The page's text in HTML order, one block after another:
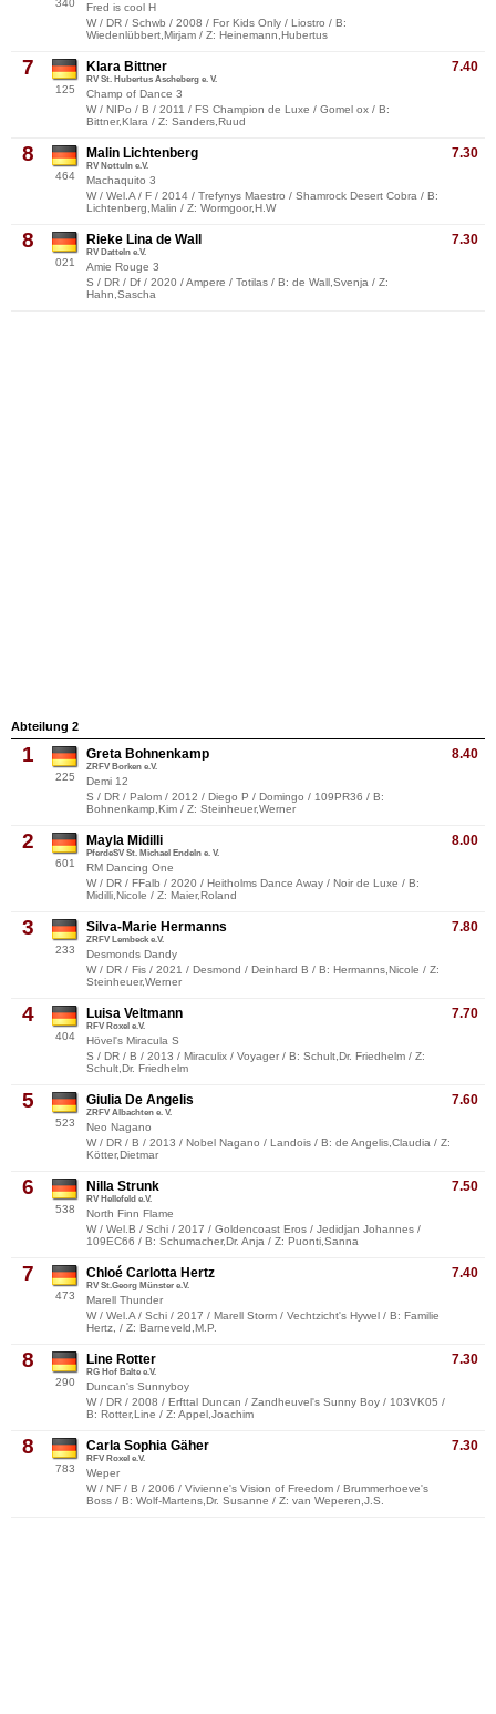
340
Fred is cool H
W / DR / Schwb / 2008 / For Kids Only / Liostro / B:
Wiedenlübbert,Mirjam / Z: Heinemann,Hubertus
7
125
7.40
Klara Bittner
RV St. Hubertus Ascheberg e. V.
Champ of Dance 3
W / NIPo / B / 2011 / FS Champion de Luxe / Gomel ox / B:
Bittner,Klara / Z: Sanders,Ruud
8
464
7.30
Malin Lichtenberg
RV Nottuln e.V.
Machaquito 3
W / Wel.A / F / 2014 / Trefynys Maestro / Shamrock Desert Cobra / B:
Lichtenberg,Malin / Z: Wormgoor,H.W
8
021
7.30
Rieke Lina de Wall
RV Datteln e.V.
Amie Rouge 3
S / DR / Df / 2020 / Ampere / Totilas / B: de Wall,Svenja / Z:
Hahn,Sascha
Abteilung 2
1
225
8.40
Greta Bohnenkamp
ZRFV Borken e.V.
Demi 12
S / DR / Palom / 2012 / Diego P / Domingo / 109PR36 / B:
Bohnenkamp,Kim / Z: Steinheuer,Werner
2
601
8.00
Mayla Midilli
PferdeSV St. Michael Endeln e. V.
RM Dancing One
W / DR / FFalb / 2020 / Heitholms Dance Away / Noir de Luxe / B:
Midilli,Nicole / Z: Maier,Roland
3
233
7.80
Silva-Marie Hermanns
ZRFV Lembeck e.V.
Desmonds Dandy
W / DR / Fis / 2021 / Desmond / Deinhard B / B: Hermanns,Nicole / Z:
Steinheuer,Werner
4
404
7.70
Luisa Veltmann
RFV Roxel e.V.
Hövel's Miracula S
S / DR / B / 2013 / Miraculix / Voyager / B: Schult,Dr. Friedhelm / Z:
Schult,Dr. Friedhelm
5
523
7.60
Giulia De Angelis
ZRFV Albachten e. V.
Neo Nagano
W / DR / B / 2013 / Nobel Nagano / Landois / B: de Angelis,Claudia / Z:
Kötter,Dietmar
6
538
7.50
Nilla Strunk
RV Hellefeld e.V.
North Finn Flame
W / Wel.B / Schi / 2017 / Goldencoast Eros / Jedidjan Johannes /
109EC66 / B: Schumacher,Dr. Anja / Z: Puonti,Sanna
7
473
7.40
Chloé Carlotta Hertz
RV St.Georg Münster e.V.
Marell Thunder
W / Wel.A / Schi / 2017 / Marell Storm / Vechtzicht's Hywel / B: Familie
Hertz, / Z: Barneveld,M.P.
8
290
7.30
Line Rotter
RG Hof Balte e.V.
Duncan's Sunnyboy
W / DR / 2008 / Erfttal Duncan / Zandheuvel's Sunny Boy / 103VK05 /
B: Rotter,Line / Z: Appel,Joachim
8
783
7.30
Carla Sophia Gäher
RFV Roxel e.V.
Weper
W / NF / B / 2006 / Vivienne's Vision of Freedom / Brummerhoeve's
Boss / B: Wolf-Martens,Dr. Susanne / Z: van Weperen,J.S.